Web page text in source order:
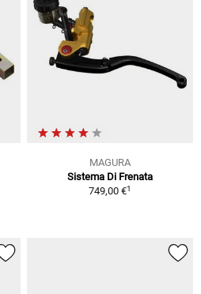
MAGURA
Sistema Di Frenata
749,00 €1